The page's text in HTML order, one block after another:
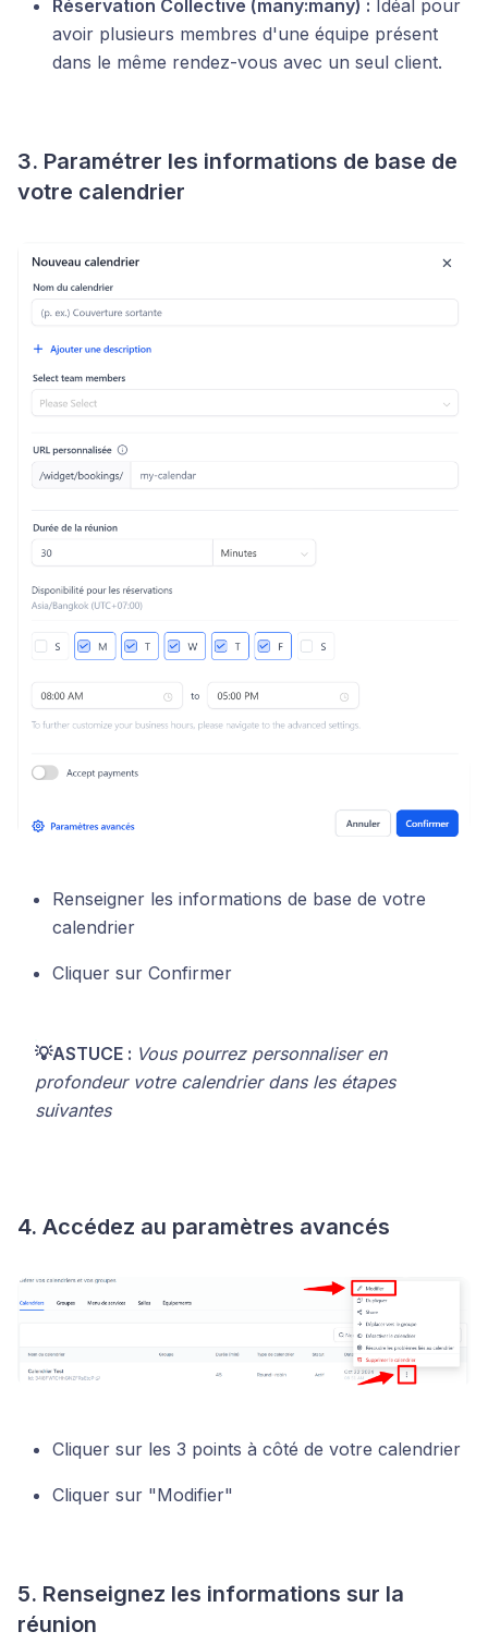
Réservation Collective (many:many) : Idéal pour
avoir plusieurs membres d'une équipe présent
dans le même rendez-vous avec un seul client.
3. Paramétrer les informations de base de
votre calendrier
Renseigner les informations de base de votre
calendrier
Cliquer sur Confirmer
💡ASTUCE : Vous pourrez personnaliser en
profondeur votre calendrier dans les étapes
suivantes
4. Accédez au paramètres avancés
Cliquer sur les 3 points à côté de votre calendrier
Cliquer sur "Modifier"
5. Renseignez les informations sur la
réunion